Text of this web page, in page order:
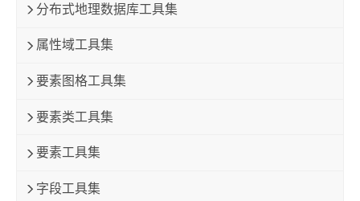
分布式地理数据库工具集
属性域工具集
要素图格工具集
要素类工具集
要素工具集
字段工具集